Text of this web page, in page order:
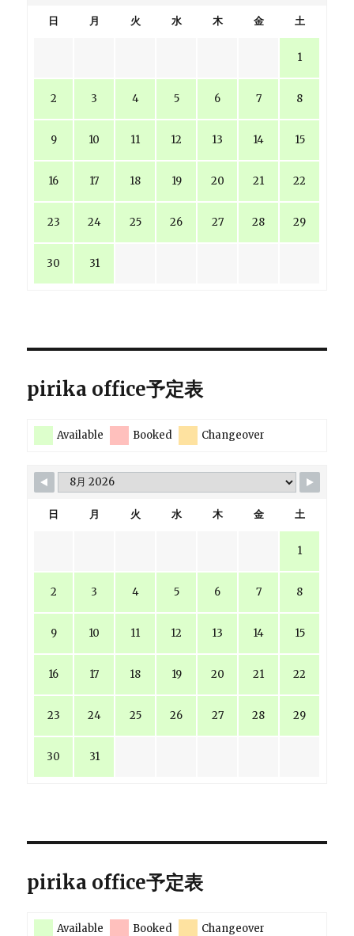
日 月 火 水 木 金 土
1
2 3 4 5 6 7 8
9 10 11 12 13 14 15
16 17 18 19 20 21 22
23 24 25 26 27 28 29
30 31
pirika office予定表
Available Booked Changeover
日 月 火 水 木 金 土
1
2 3 4 5 6 7 8
9 10 11 12 13 14 15
16 17 18 19 20 21 22
23 24 25 26 27 28 29
30 31
pirika office予定表
Available Booked Changeover